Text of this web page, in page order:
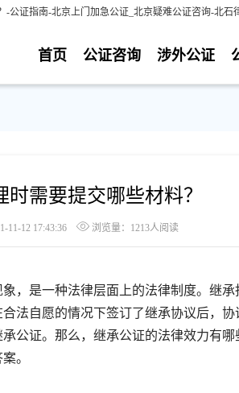
证指南-北京上门加急公证_北京疑难公证咨询-北石
涉外公证
公证咨询
首页
需要提交哪些材料？
11-12 17:43:36 浏览量：1213人阅读
是一种法律层面上的法律制度。继承
法自愿的情况下签订了继承协议后，
公证。那么，继承公证的法律效力有
。